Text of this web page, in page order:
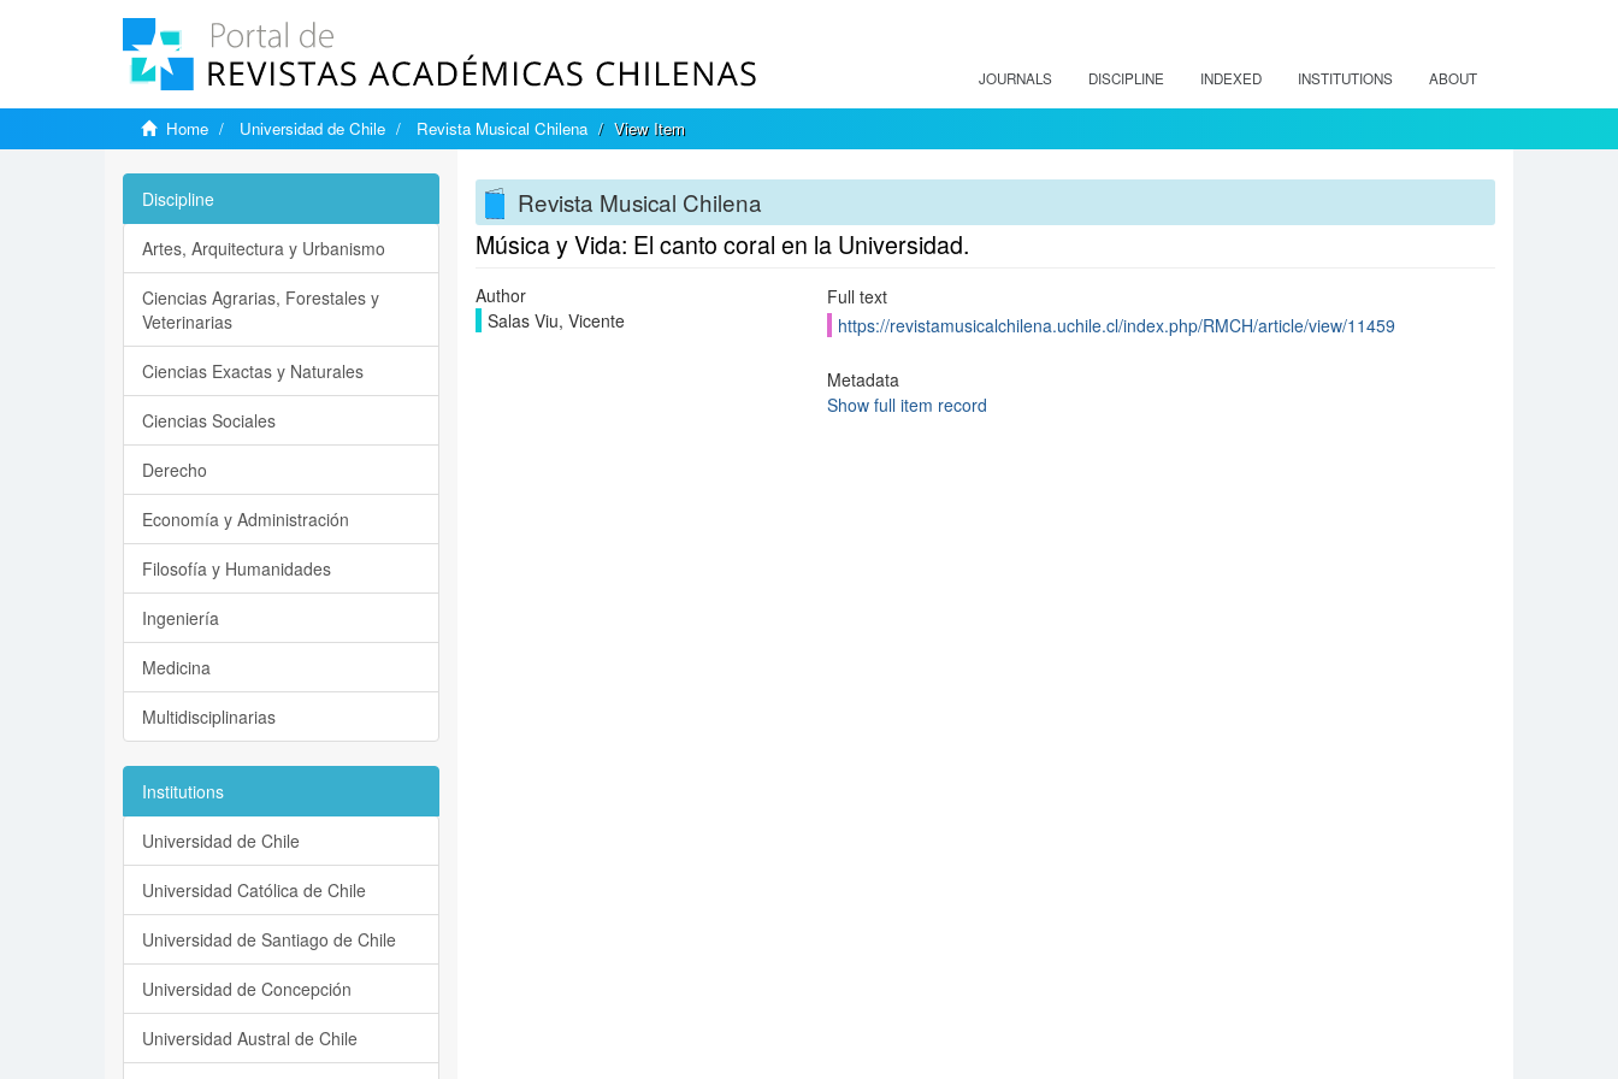
JOURNALS DISCIPLINE INDEXED INSTITUTIONS ABOUT
Home Universidad de Chile Revista Musical Chilena View Item
Revista Musical Chilena
Música y Vida: El canto coral en la Universidad.
Author
Salas Viu, Vicente
Full text
https://revistamusicalchilena.uchile.cl/index.php/RMCH/article/view/11459
Metadata
Show full item record
Discipline
Artes, Arquitectura y Urbanismo
Ciencias Agrarias, Forestales y
Veterinarias
Ciencias Exactas y Naturales
Ciencias Sociales
Derecho
Economía y Administración
Filosofía y Humanidades
Ingeniería
Medicina
Multidisciplinarias
Institutions
Universidad de Chile
Universidad Católica de Chile
Universidad de Santiago de Chile
Universidad de Concepción
Universidad Austral de Chile